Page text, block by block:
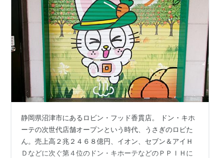
静岡県沼津市にあるロビン・フッド香貫店。 ドン・キホ
ーテの次世代店舗オープンという時代、うさぎのロビた
ん。売上高２兆２４６８億円、イオン、セブン＆アイＨ
Ｄなどに次ぐ第４位のドン・キホーテなどのＰＰＩＨに